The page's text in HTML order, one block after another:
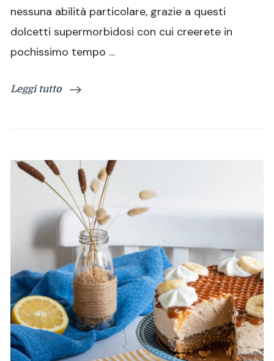
nessuna abilità particolare, grazie a questi
dolcetti supermorbidosi con cui creerete in
pochissimo tempo …
Leggi tutto